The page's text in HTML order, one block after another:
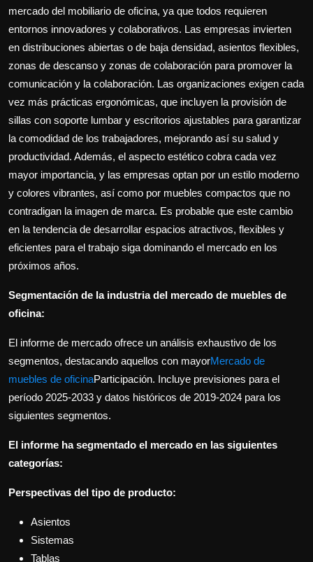
mercado del mobiliario de oficina, ya que todos requieren
entornos innovadores y colaborativos. Las empresas invierten
en distribuciones abiertas o de baja densidad, asientos flexibles,
zonas de descanso y zonas de colaboración para promover la
comunicación y la colaboración. Las organizaciones exigen cada
vez más prácticas ergonómicas, que incluyen la provisión de
sillas con soporte lumbar y escritorios ajustables para garantizar
la comodidad de los trabajadores, mejorando así su salud y
productividad. Además, el aspecto estético cobra cada vez
mayor importancia, y las empresas optan por un estilo moderno
y colores vibrantes, así como por muebles compactos que no
contradigan la imagen de marca. Es probable que este cambio
en la tendencia de desarrollar espacios atractivos, flexibles y
eficientes para el trabajo siga dominando el mercado en los
próximos años.
Segmentación de la industria del mercado de muebles de
oficina:
El informe de mercado ofrece un análisis exhaustivo de los
segmentos, destacando aquellos con mayorMercado de
muebles de oficinaParticipación. Incluye previsiones para el
período 2025-2033 y datos históricos de 2019-2024 para los
siguientes segmentos.
El informe ha segmentado el mercado en las siguientes
categorías:
Perspectivas del tipo de producto:
Asientos
Sistemas
Tablas